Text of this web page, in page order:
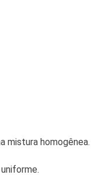
mistura homogênea.